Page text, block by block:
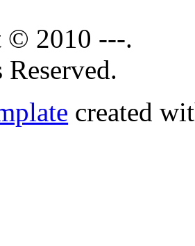
© 2010 ---.
created